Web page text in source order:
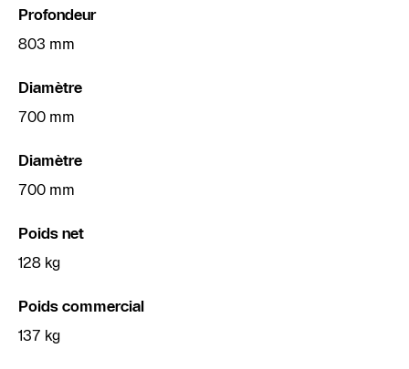
Profondeur
803 mm
Diamètre
700 mm
Diamètre
700 mm
Poids net
128 kg
Poids commercial
137 kg